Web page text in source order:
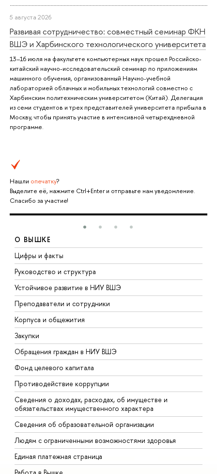
5 августа 2026
Развивая сотрудничество: совместный семинар ФКН
ВШЭ и Харбинского технологического университета
13–16 июля на факультете компьютерных наук прошел Российско-
китайский научно-исследовательский семинар по приложениям
машинного обучения, организованный Научно-учебной
лабораторией облачных и мобильных технологий совместно с
Харбинским политехническим университетом (Китай). Делегация
из семи студентов и трех представителей университета прибыла в
Москву, чтобы принять участие в интенсивной четырехдневной
программе.
Нашли опечатку?
Выделите её, нажмите Ctrl+Enter и отправьте нам уведомление.
Спасибо за участие!
О ВЫШКЕ
Цифры и факты
Руководство и структура
Устойчивое развитие в НИУ ВШЭ
Преподаватели и сотрудники
Корпуса и общежития
Закупки
Обращения граждан в НИУ ВШЭ
Фонд целевого капитала
Противодействие коррупции
Сведения о доходах, расходах, об имуществе и
обязательствах имущественного характера
Сведения об образовательной организации
Людям с ограниченными возможностями здоровья
Единая платежная страница